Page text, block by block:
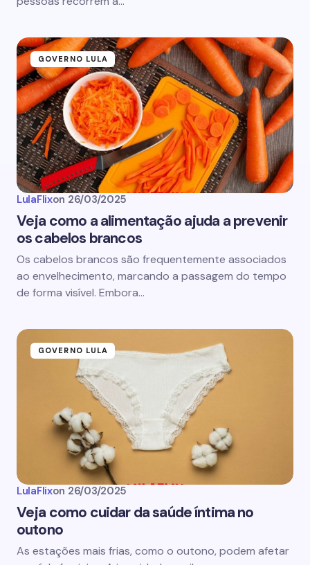
GOVERNO LULA
LulaFlixon 26/03/2025
Veja como a alimentação ajuda a prevenir
os cabelos brancos
Os cabelos brancos são frequentemente associados
ao envelhecimento, marcando a passagem do tempo
de forma visível. Embora…
GOVERNO LULA
LulaFlixon 26/03/2025
Veja como cuidar da saúde íntima no
outono
As estações mais frias, como o outono, podem afetar